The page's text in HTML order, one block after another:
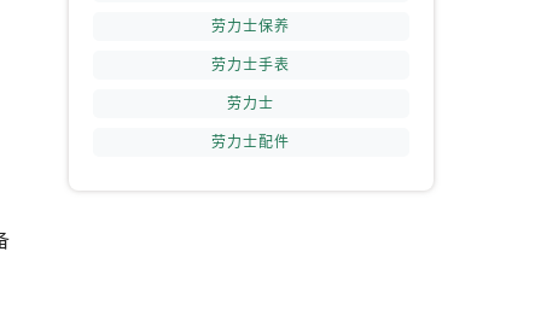
劳力士保养
劳力士手表
劳力士
劳力士配件